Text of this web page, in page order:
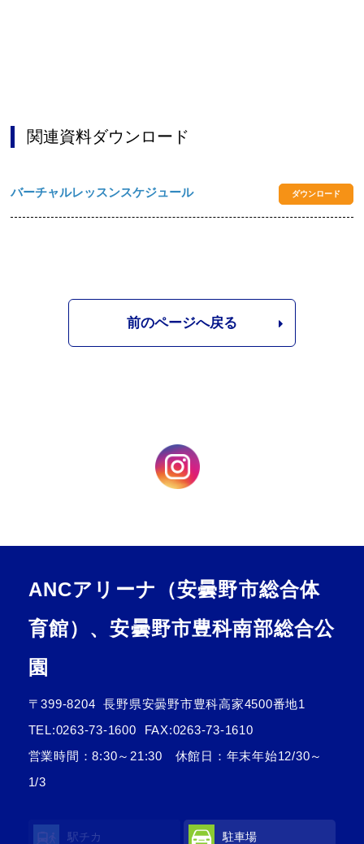
関連資料ダウンロード
バーチャルレッスンスケジュール ダウンロード
前のページへ戻る
ANCアリーナ（安曇野市総合体
育館）、安曇野市豊科南部総合公
園
〒399-8204
長野県安曇野市豊科高家4500番地1
TEL:0263-73-1600
FAX:0263-73-1610
営業時間：8:30～21:30 休館日：年末年始12/30～
1/3
駅チカ 駐車場